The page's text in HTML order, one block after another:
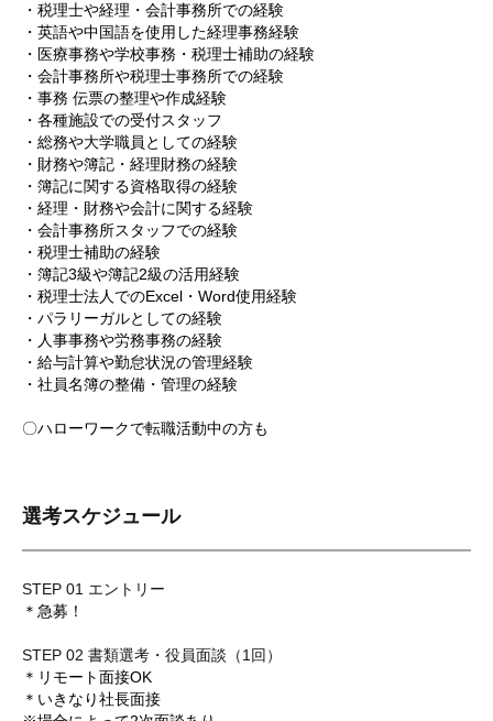
・税理士や経理・会計事務所での経験
・英語や中国語を使用した経理事務経験
・医療事務や学校事務・税理士補助の経験
・会計事務所や税理士事務所での経験
・事務 伝票の整理や作成経験
・各種施設での受付スタッフ
・総務や大学職員としての経験
・財務や簿記・経理財務の経験
・簿記に関する資格取得の経験
・経理・財務や会計に関する経験
・会計事務所スタッフでの経験
・税理士補助の経験
・簿記3級や簿記2級の活用経験
・税理士法人でのExcel・Word使用経験
・パラリーガルとしての経験
・人事事務や労務事務の経験
・給与計算や勤怠状況の管理経験
・社員名簿の整備・管理の経験
〇ハローワークで転職活動中の方も
選考スケジュール
STEP 01 エントリー
＊急募！
STEP 02 書類選考・役員面談（1回）
＊リモート面接OK
＊いきなり社長面接